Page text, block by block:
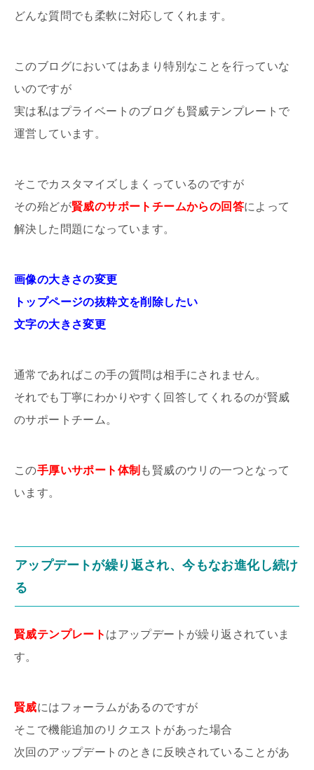
どんな質問でも柔軟に対応してくれます。
このブログにおいてはあまり特別なことを行っていな
いのですが
実は私はプライベートのブログも賢威テンプレートで
運営しています。
そこでカスタマイズしまくっているのですが
その殆どが賢威のサポートチームからの回答によって
解決した問題になっています。
画像の大きさの変更
トップページの抜粋文を削除したい
文字の大きさ変更
通常であればこの手の質問は相手にされません。
それでも丁寧にわかりやすく回答してくれるのが賢威
のサポートチーム。
この手厚いサポート体制 も賢威のウリの一つとなって
います。
アップデートが繰り返され、今もなお進化し続け
る
賢威テンプレート はアップデートが繰り返されていま
す。
賢威にはフォーラムがあるのですが
そこで機能追加のリクエストがあった場合
次回のアップデートのときに反映されていることがあ